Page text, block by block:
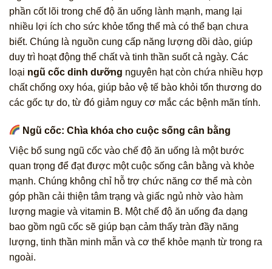
phần cốt lõi trong chế độ ăn uống lành mạnh, mang lại
nhiều lợi ích cho sức khỏe tổng thể mà có thể bạn chưa
biết. Chúng là nguồn cung cấp năng lượng dồi dào, giúp
duy trì hoạt động thể chất và tinh thần suốt cả ngày. Các
loại ngũ cốc dinh dưỡng nguyên hạt còn chứa nhiều hợp
chất chống oxy hóa, giúp bảo vệ tế bào khỏi tổn thương do
các gốc tự do, từ đó giảm nguy cơ mắc các bệnh mãn tính.
Ngũ cốc: Chìa khóa cho cuộc sống cân bằng
Việc bổ sung ngũ cốc vào chế độ ăn uống là một bước
quan trọng để đạt được một cuộc sống cân bằng và khỏe
mạnh. Chúng không chỉ hỗ trợ chức năng cơ thể mà còn
góp phần cải thiện tâm trạng và giấc ngủ nhờ vào hàm
lượng magie và vitamin B. Một chế độ ăn uống đa dạng
bao gồm ngũ cốc sẽ giúp bạn cảm thấy tràn đầy năng
lượng, tinh thần minh mẫn và cơ thể khỏe mạnh từ trong ra
ngoài.